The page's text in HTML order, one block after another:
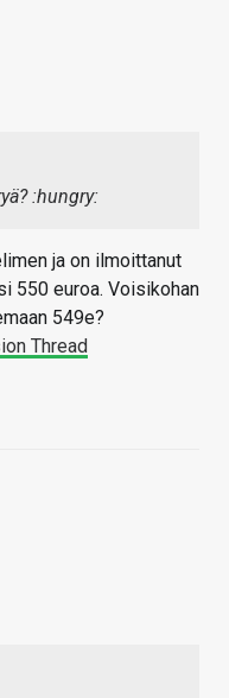
:hungry:
ja on ilmoittanut
550 euroa. Voisikohan
549e?
Thread